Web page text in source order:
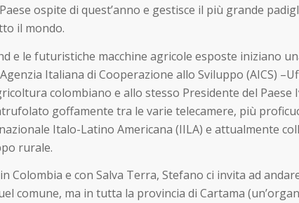
ospite di quest’anno e gestisce il più grande
il mondo.
e le futuristiche macchine agricole esposte iniziano
Italiana di Cooperazione allo Sviluppo (AICS)
colombiano e allo stesso Presidente del Paese
goffamente tra le varie telecamere, più
Italo-Latino Americana (IILA) e attualmente
rurale.
Colombia e con Salva Terra, Stefano ci invita ad
comune, ma in tutta la provincia di Cartama